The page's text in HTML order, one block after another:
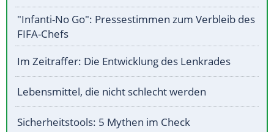
"Infanti-No Go": Pressestimmen zum Verbleib des
FIFA-Chefs
Im Zeitraffer: Die Entwicklung des Lenkrades
Lebensmittel, die nicht schlecht werden
Sicherheitstools: 5 Mythen im Check